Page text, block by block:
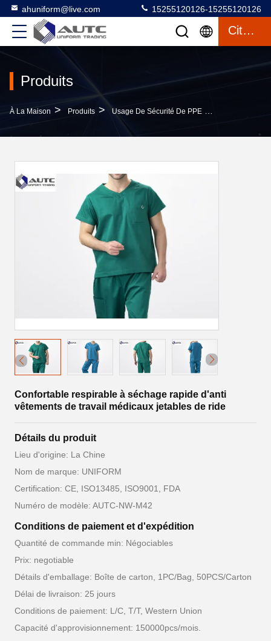
ahuniform@live.com 15255120126-15255120126
Citation
Produits
À La Maison > Produits > Usage De Sécurité De PPE >
Confortable respirable à séchage rapide d'anti
vêtements de travail médicaux jetables de ride
Détails du produit
Lieu d'origine: La Chine
Nom de marque: UNIFORM
Certification: CE, ISO13485, ISO9001, FDA
Numéro de modèle: AUTC-NW-M42
Conditions de paiement et d'expédition
Quantité de commande min: Négociables
Prix: negotiable
Détails d'emballage: Boîte de carton, 1PC/Bag, 50PCS/Carton
Délai de livraison: 25 jours
Conditions de paiement: L/C, T/T, Western Union
Capacité d'approvisionnement: 150000pcs/mois.